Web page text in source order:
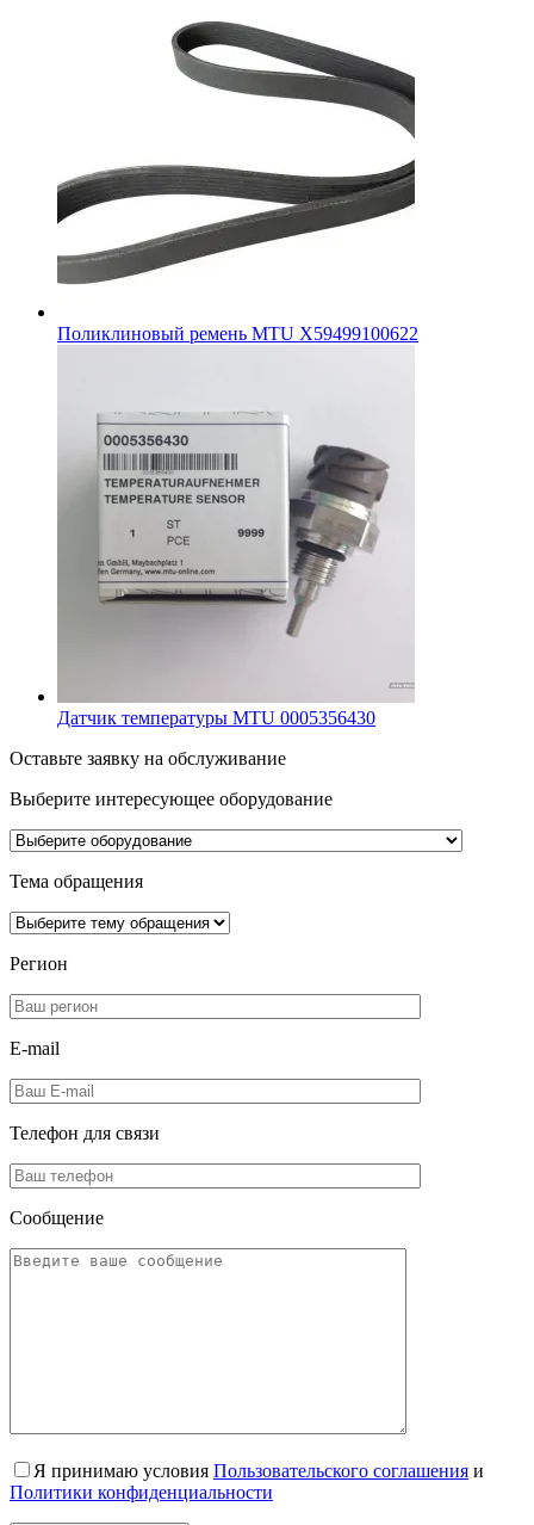
Поликлиновый ремень MTU X59499100622
Датчик температуры MTU 0005356430
Оставьте заявку на обслуживание
Выберите интересующее оборудование
Тема обращения
Регион
E-mail
Телефон для связи
Сообщение
Я принимаю условия Пользовательского соглашения и
Политики конфиденциальности